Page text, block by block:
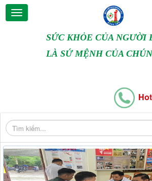
SỨC KHỎE CỦA NGƯỜI
LÀ SỨ MỆNH CỦA